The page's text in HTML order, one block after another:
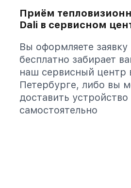
Приём
Dali в сервисном
Вы оформляете заявку
бесплатно забирает
наш сервисный центр
Петербурге, либо вы
доставить устройство
самостоятельно